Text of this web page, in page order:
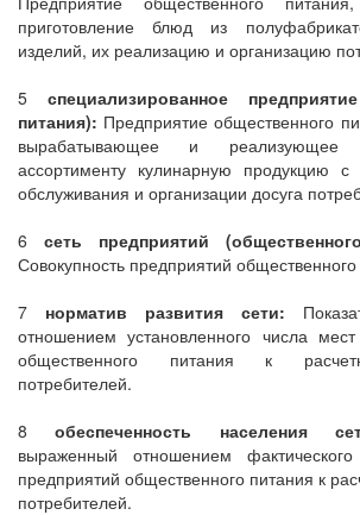
приготовление блюд из
изделий, их реализацию и организацию
5 специализированное
питания): Предприятие общественного
вырабатывающее и
ассортименту кулинарную продукцию
обслуживания и организации досуга
6 сеть предприятий
Совокупность предприятий
7 норматив развития сети:
отношением установленного числа
общественного питания к
потребителей.
8обеспеченность населения
выраженный отношением
предприятий общественного питания к
потребителей.